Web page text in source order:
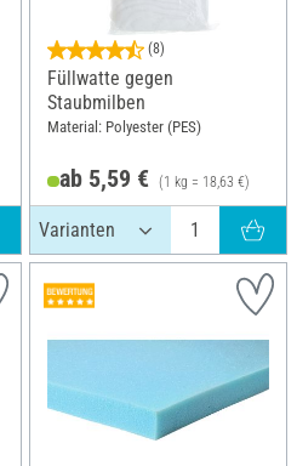
(8)
Füllwatte gegen
Staubmilben
Material: Polyester (PES)
ab 5,59 € (1 kg = 18,63 €)